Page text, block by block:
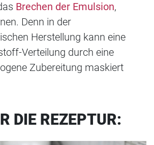
Brechen der Emulsion,
Denn in der
Herstellung kann eine
Verteilung durch eine
Zubereitung maskiert
DIE REZEPTUR: